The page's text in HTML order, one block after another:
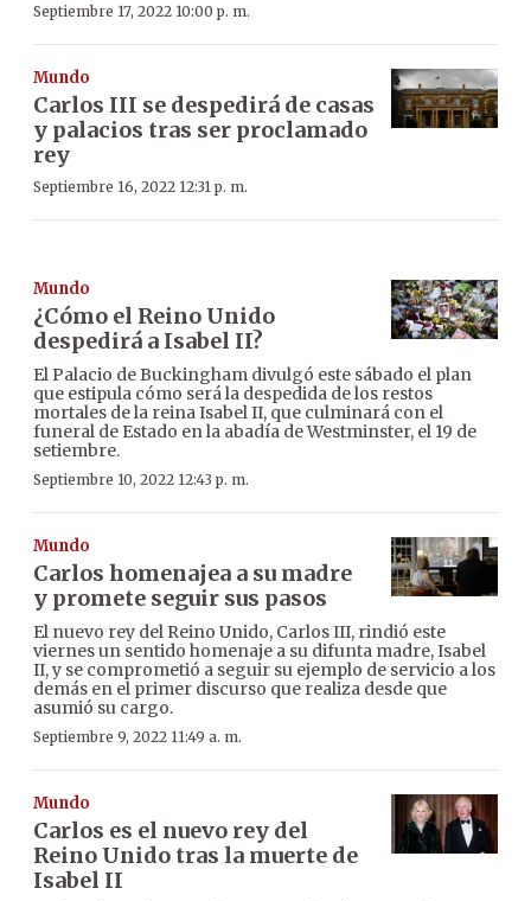
Septiembre 17, 2022 10:00 p. m.
Mundo
Carlos III se despedirá de casas
y palacios tras ser proclamado
rey
Septiembre 16, 2022 12:31 p. m.
Mundo
¿Cómo el Reino Unido
despedirá a Isabel II?
El Palacio de Buckingham divulgó este sábado el plan
que estipula cómo será la despedida de los restos
mortales de la reina Isabel II, que culminará con el
funeral de Estado en la abadía de Westminster, el 19 de
setiembre.
Septiembre 10, 2022 12:43 p. m.
Mundo
Carlos homenajea a su madre
y promete seguir sus pasos
El nuevo rey del Reino Unido, Carlos III, rindió este
viernes un sentido homenaje a su difunta madre, Isabel
II, y se comprometió a seguir su ejemplo de servicio a los
demás en el primer discurso que realiza desde que
asumió su cargo.
Septiembre 9, 2022 11:49 a. m.
Mundo
Carlos es el nuevo rey del
Reino Unido tras la muerte de
Isabel II